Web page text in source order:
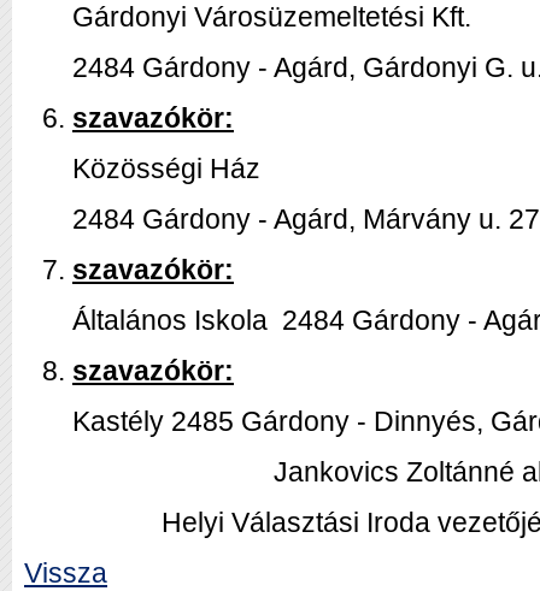
Gárdonyi Városüzemeltetési Kft.
2484 Gárdony - Agárd, Gárdonyi G.
szavazókör:
Közösségi Ház
2484 Gárdony - Agárd, Márvány u.
szavazókör:
Általános Iskola 2484 Gárdony -
szavazókör:
Kastély 2485 Gárdony - Dinnyés,
Jankovics Zoltánné
Helyi Választási Iroda
Vissza